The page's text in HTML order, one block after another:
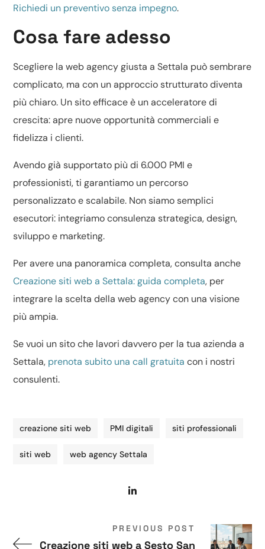
Richiedi un preventivo senza impegno.
Cosa fare adesso
Scegliere la web agency giusta a Settala può sembrare
complicato, ma con un approccio strutturato diventa
più chiaro. Un sito efficace è un acceleratore di
crescita: apre nuove opportunità commerciali e
fidelizza i clienti.
Avendo già supportato più di 6.000 PMI e
professionisti, ti garantiamo un percorso
personalizzato e scalabile. Non siamo semplici
esecutori: integriamo consulenza strategica, design,
sviluppo e marketing.
Per avere una panoramica completa, consulta anche
Creazione siti web a Settala: guida completa, per
integrare la scelta della web agency con una visione
più ampia.
Se vuoi un sito che lavori davvero per la tua azienda a
Settala, prenota subito una call gratuita con i nostri
consulenti.
creazione siti web PMI digitali siti professionali
siti web web agency Settala
PREVIOUS POST
Creazione siti web a Sesto San